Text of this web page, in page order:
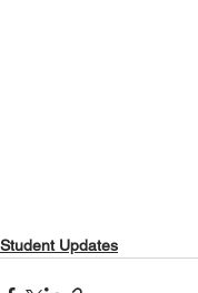
Student Updates